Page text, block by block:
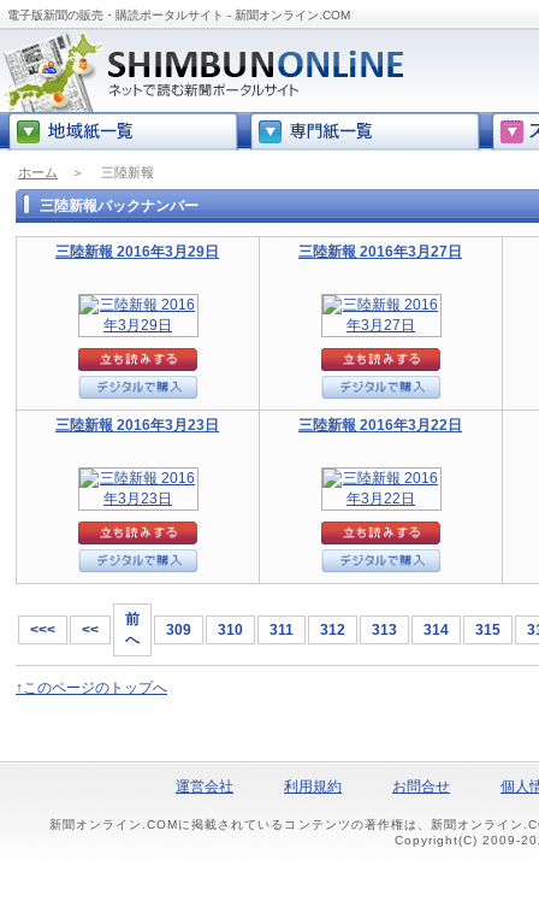
電子版新聞の販売・購読ポータルサイト - 新聞オンライン.COM
ホーム ＞ 三陸新報
三陸新報バックナンバー
三陸新報 2016年3月29日 三陸新報 2016年3月27日
三陸新報 2016年3月23日 三陸新報 2016年3月22日
<<< <<
前
へ
309 310 311 312 313 314 315
↑このページのトップへ
運営会社 利用規約 お問合せ 個人
新聞オンライン.COMに掲載されているコンテンツの著作権は、新聞オンライン
Copyright(C) 2009-